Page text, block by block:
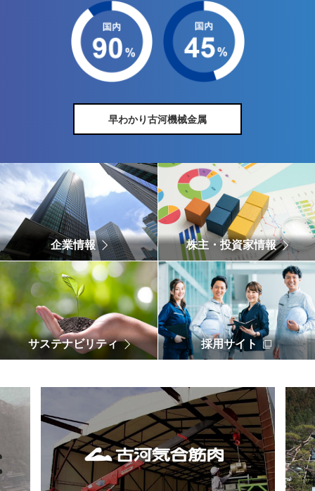
早わかり古河機械金属
企業情報 株主・投資家情報
サステナビリティ 採用サイト